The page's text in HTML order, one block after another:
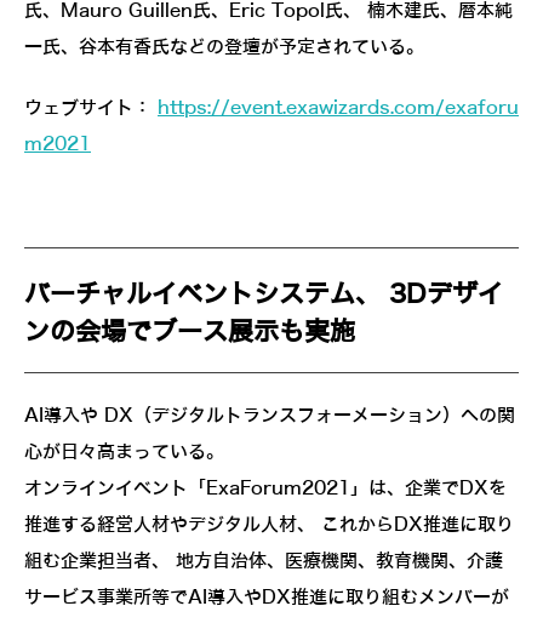
氏、Mauro Guillen氏、Eric Topol氏、 楠木建氏、暦本純
一氏、谷本有香氏などの登壇が予定されている。
ウェブサイト：
https://event.exawizards.com/exaforu
m2021
バーチャルイベントシステム、 3Dデザイ
ンの会場でブース展示も実施
AI導入や DX（デジタルトランスフォーメーション）への関
心が日々高まっている。
オンラインイベント「ExaForum2021」は、企業でDXを
推進する経営人材やデジタル人材、 これからDX推進に取り
組む企業担当者、 地方自治体、医療機関、教育機関、介護
サービス事業所等でAI導入やDX推進に取り組むメンバーが